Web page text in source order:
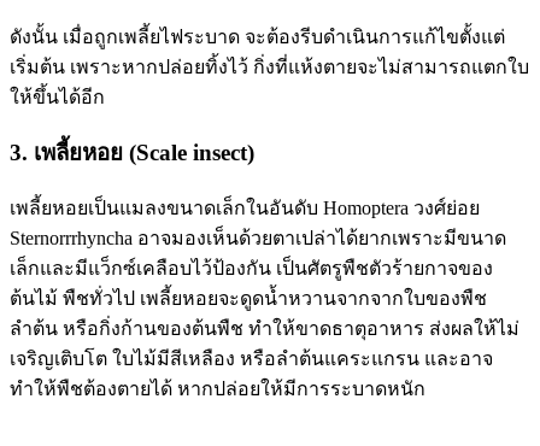
ดังนั้น เมื่อถูกเพลี้ยไฟระบาด จะต้องรีบดำเนินการแก้ไขตั้งแต่
เริ่มต้น เพราะหากปล่อยทิ้งไว้ กิ่งที่แห้งตายจะไม่สามารถแตกใบ
ให้ขึ้นได้อีก
3. เพลี้ยหอย (Scale insect)
เพลี้ยหอยเป็นแมลงขนาดเล็กในอันดับ Homoptera วงศ์ย่อย
Sternorrrhyncha อาจมองเห็นด้วยตาเปล่าได้ยากเพราะมีขนาด
เล็กและมีแว็กซ์เคลือบไว้ป้องกัน เป็นศัตรูพืชตัวร้ายกาจของ
ต้นไม้ พืชทั่วไป เพลี้ยหอยจะดูดน้ำหวานจากจากใบของพืช
ลำต้น หรือกิ่งก้านของต้นพืช ทำให้ขาดธาตุอาหาร ส่งผลให้ไม่
เจริญเติบโต ใบไม้มีสีเหลือง หรือลำต้นแคระแกรน และอาจ
ทำให้พืชต้องตายได้ หากปล่อยให้มีการระบาดหนัก